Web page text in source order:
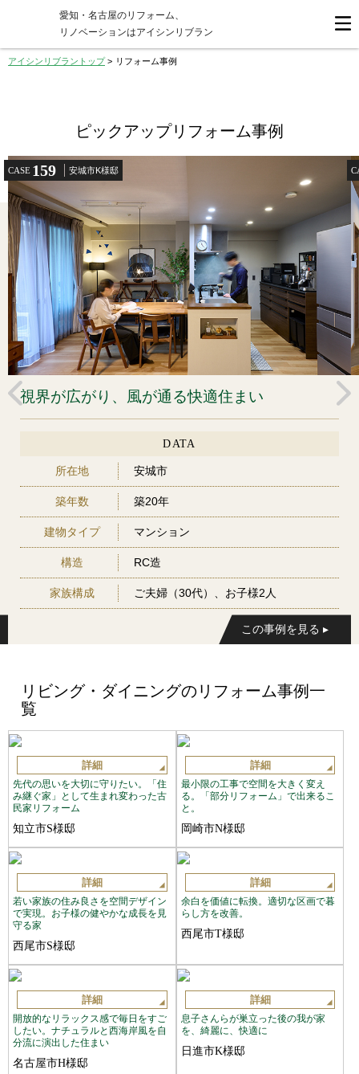
愛知・名古屋のリフォーム、
リノベーションはアイシンリブラン
アイシンリブラントップ> リフォーム事例
ピックアップリフォーム事例
快適住まい
代）、お子様2人
新旧を包括する再生リ
家族構成
リビング・ダイニングのリフォーム事例一
覧
詳細
先代の思いを大切に守りたい。「住
み継ぐ家」として生まれ変わった古
民家リフォーム
知立市S様邸
詳細
最小限の工事で空間を大きく変え
る。「部分リフォーム」で出来るこ
と。
岡崎市N様邸
詳細
若い家族の住み良さを空間デザイン
で実現。お子様の健やかな成長を見
守る家
西尾市S様邸
詳細
余白を価値に転換。適切な区画で暮
らし方を改善。
西尾市T様邸
詳細
開放的なリラックス感で毎日をすご
したい。ナチュラルと西海岸風を自
分流に演出した住まい
名古屋市H様邸
詳細
息子さんらが巣立った後の我が家
を、綺麗に、快適に
日進市K様邸